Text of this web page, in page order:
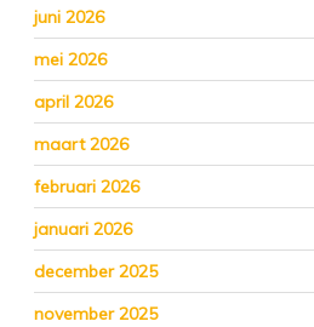
juni 2026
mei 2026
april 2026
maart 2026
februari 2026
januari 2026
december 2025
november 2025